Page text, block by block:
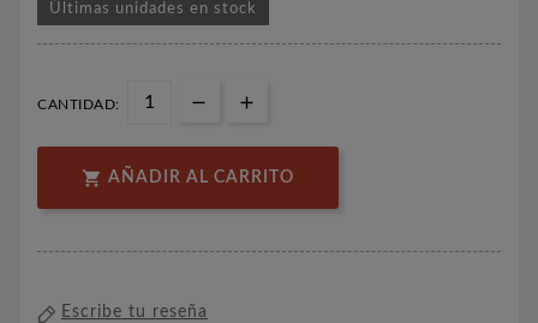
Últimas unidades en stock
CANTIDAD:
 AÑADIR AL CARRITO
Escribe tu reseña